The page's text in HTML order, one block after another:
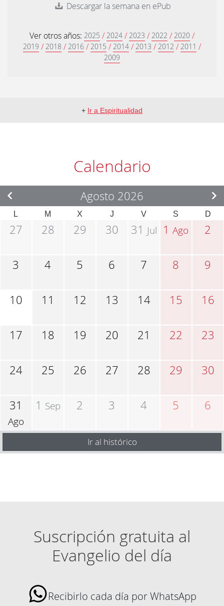
Descargar la semana en ePub
Ver otros años: 2025 / 2024 / 2023 / 2022 / 2020 /
2019 / 2018 / 2016 / 2015 / 2014 / 2013 / 2012 / 2011 /
2009
+ Ir a Espiritualidad
Calendario
Agosto 2026
L M X J V S D
27 28 29 30 31 Jul 1Ago 2
3 4 5 6 7 8 9
10 11 12 13 14 15 16
17 18 19 20 21 22 23
24 25 26 27 28 29 30
31
Ago
1 Sep 2 3 4 5 6
Ir al histórico
Suscripción gratuita al
Evangelio del día
Recibirlo cada día por WhatsApp